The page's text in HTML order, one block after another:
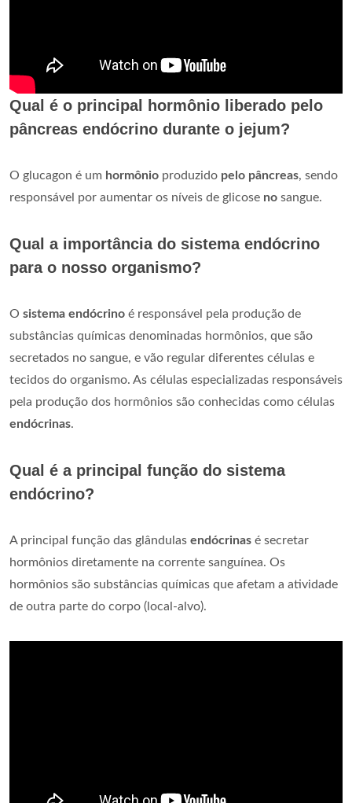
Qual é o principal hormônio liberado pelo
pâncreas endócrino durante o jejum?
O glucagon é um hormônio produzido pelo pâncreas, sendo
responsável por aumentar os níveis de glicose no sangue.
Qual a importância do sistema endócrino
para o nosso organismo?
O sistema endócrino é responsável pela produção de
substâncias químicas denominadas hormônios, que são
secretados no sangue, e vão regular diferentes células e
tecidos do organismo. As células especializadas responsáveis
pela produção dos hormônios são conhecidas como células
endócrinas.
Qual é a principal função do sistema
endócrino?
A principal função das glândulas endócrinas é secretar
hormônios diretamente na corrente sanguínea. Os
hormônios são substâncias químicas que afetam a atividade
de outra parte do corpo (local-alvo).